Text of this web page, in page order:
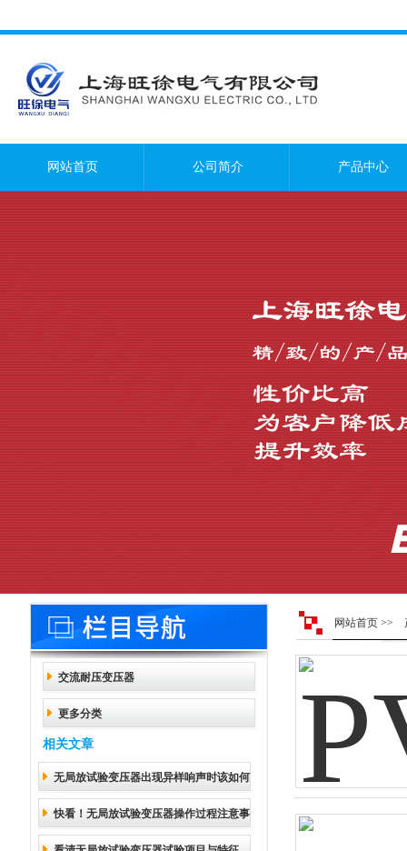
网站首页 公司简介 产品中心
交流耐压变压器
更多分类
相关文章
无局放试验变压器出现异样响声时该如何
处理?
快看！无局放试验变压器操作过程注意事
网站首页 >>